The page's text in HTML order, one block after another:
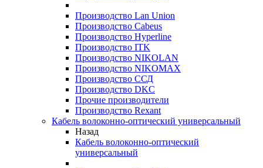
Производство Lan Union
Производство Cabeus
Производство Hyperline
Производство ITK
Производство NIKOLAN
Производство NIKOMAX
Производство ССД
Производство DKC
Прочие производители
Производство Rexant
Кабель волоконно-оптический универсальный
Назад
Кабель волоконно-оптический
универсальный